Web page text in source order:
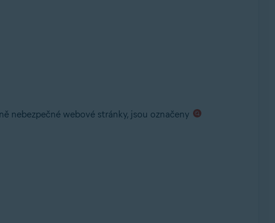
nebezpečné webové stránky, jsou označeny